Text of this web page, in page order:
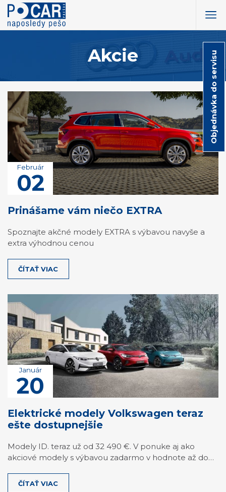
Akcie
Február
02
Prinášame vám niečo EXTRA
Spoznajte akčné modely EXTRA s výbavou navyše a
extra výhodnou cenou
ČÍTAŤ VIAC
Január
20
Elektrické modely Volkswagen teraz
ešte dostupnejšie
Modely ID. teraz už od 32 490 €. V ponuke aj ako
akciové modely s výbavou zadarmo v hodnote až do…
ČÍTAŤ VIAC
Objednávka do servisu